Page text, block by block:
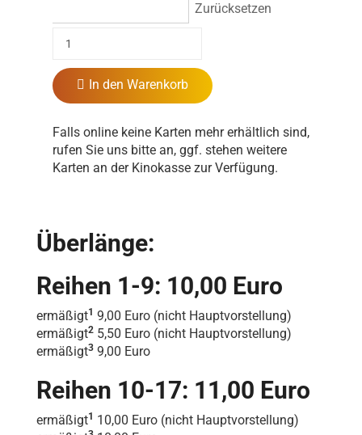
Zurücksetzen
In den Warenkorb
Falls online keine Karten mehr erhältlich sind,
rufen Sie uns bitte an, ggf. stehen weitere
Karten an der Kinokasse zur Verfügung.
Überlänge:
Reihen 1-9: 10,00 Euro
ermäßigt1 9,00 Euro (nicht Hauptvorstellung)
ermäßigt2 5,50 Euro (nicht Hauptvorstellung)
ermäßigt3 9,00 Euro
Reihen 10-17: 11,00 Euro
ermäßigt1 10,00 Euro (nicht Hauptvorstellung)